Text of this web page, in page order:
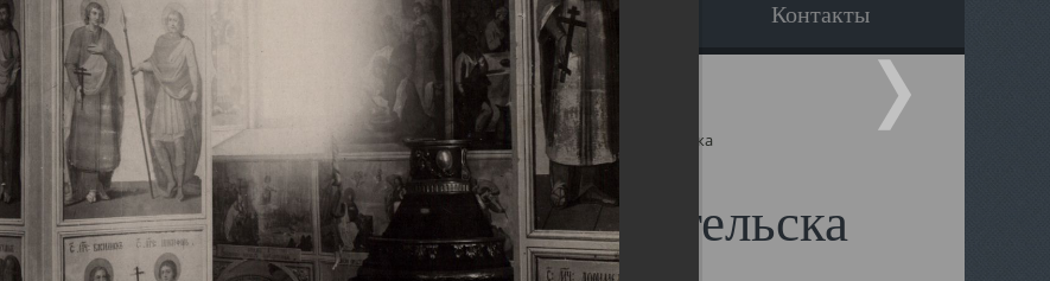
Наследники Вопрос-ответ Контакты
Галерея Храмы-мученики Архангельска Свято-Троицкий собор Архангельска
Свято-Троицкий собор Архангельска